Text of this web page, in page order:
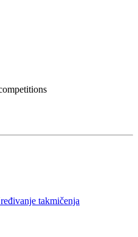
takmičenja